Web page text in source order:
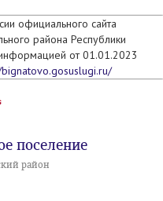
официального сайта
района Республики
от 01.01.2023
поселение
район